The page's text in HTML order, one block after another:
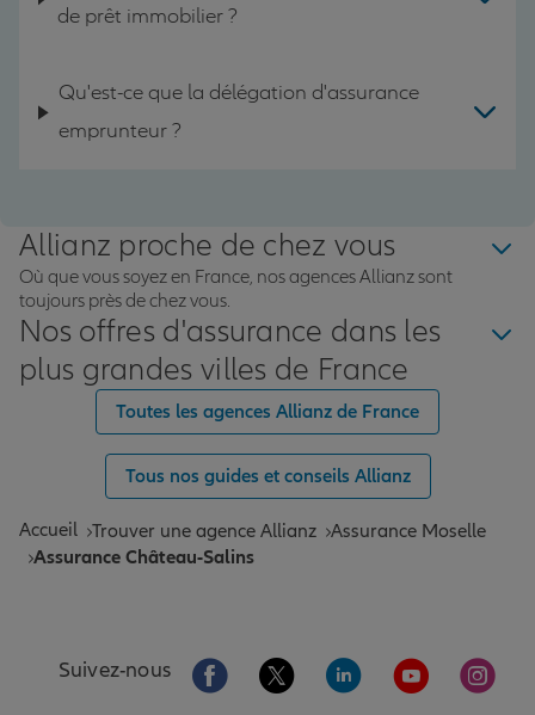
de prêt immobilier ?
Qu'est-ce que la délégation d'assurance
emprunteur ?
Allianz proche de chez vous
Où que vous soyez en France, nos agences Allianz sont
toujours près de chez vous.
Nos offres d'assurance dans les
plus grandes villes de France
Toutes les agences Allianz de France
Tous nos guides et conseils Allianz
Accueil Trouver une agence Allianz Assurance Moselle
Assurance Château-Salins
Suivez-nous Aller sur la page Facebook de Allianz
Aller sur la page Twitter de
Aller sur la page
Aller sur la
Aller